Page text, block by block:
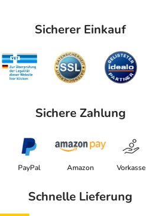
Sicherer Einkauf
Sichere Zahlung
PayPal Amazon Vorkasse
Schnelle Lieferung